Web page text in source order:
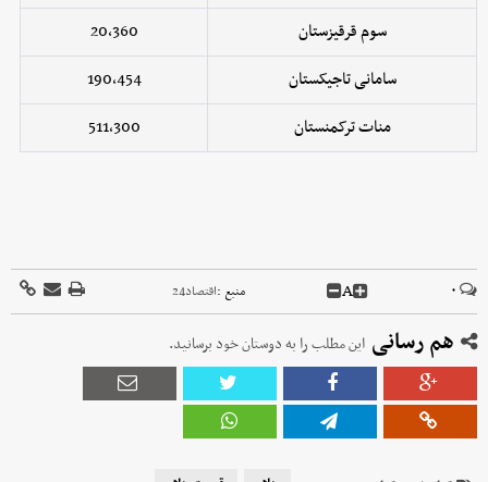
سوم قرقیزستان
20,360
سامانی تاجیکستان
190,454
منات ترکمنستان
511,300
۰ A منبع :اقتصاد24
هم رسانی این مطلب را به دوستان خود برسانید.